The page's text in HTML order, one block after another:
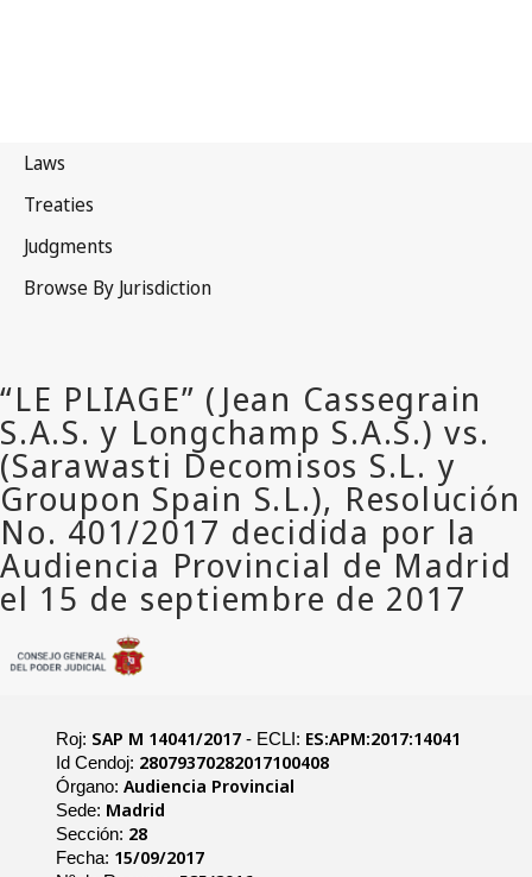
Roj: SAP M 14041/2017- ECLI: ES:APM:2017:14041
Id Cendoj: 28079370282017100408
Órgano: Audiencia Provincial
Sede: Madrid
Sección: 28
Fecha: 15/09/2017